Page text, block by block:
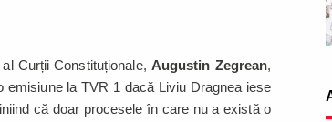
Curții Constituționale, Augustin Zegrean,
la TVR 1 dacă Liviu Dragnea iese
că doar procesele în care nu a există o